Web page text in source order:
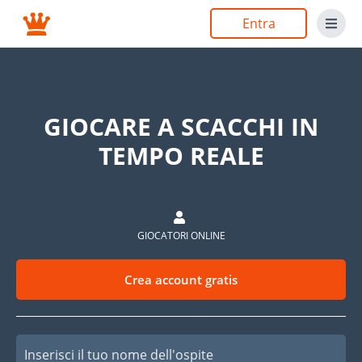
Entra
GIOCARE A SCACCHI IN
TEMPO REALE
Crea account gratis
GIOCATORI ONLINE